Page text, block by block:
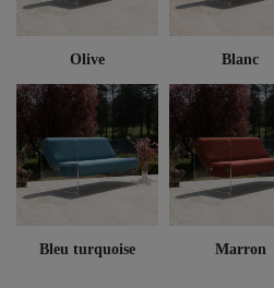
Olive Blanc
Bleu turquoise Marron